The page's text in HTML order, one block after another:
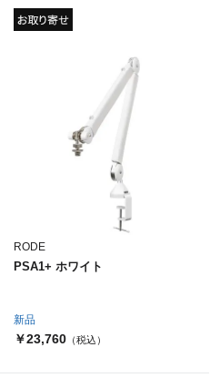
新品
RODE
PSA1+ ホワイト
￥23,760（税込）